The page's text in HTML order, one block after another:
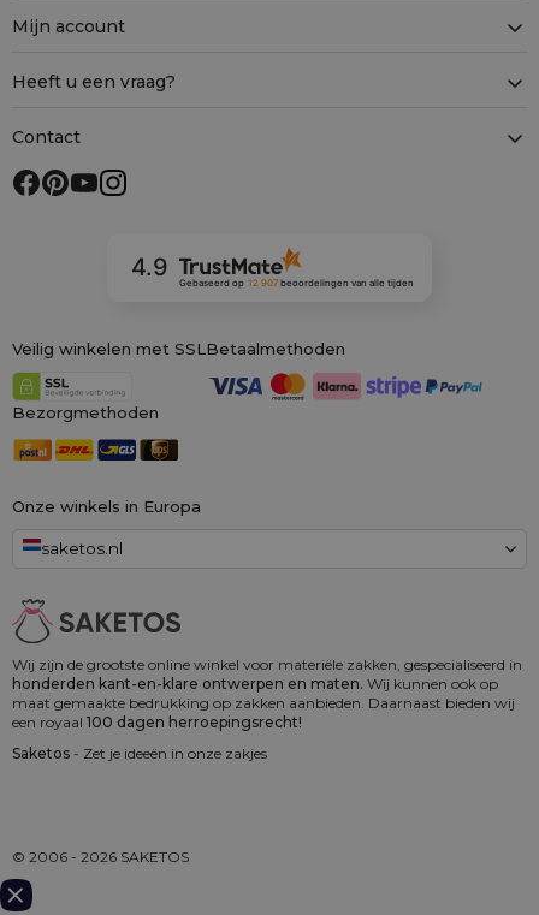
Wij zijn de grootste online winkel voor materiële zakken, gespecialiseerd in
honderden kant-en-klare ontwerpen en maten. Wij kunnen ook op
maat gemaakte bedrukking op zakken aanbieden. Daarnaast bieden wij
een royaal 100 dagen herroepingsrecht!
Saketos - Zet je ideeën in onze zakjes
Onze winkels in Europa
saketos.nl
Mijn account
Heeft u een vraag?
Contact
4.9
Gebaseerd op 12 907beoordelingen van alle tijden
Veilig winkelen met SSL Betaalmethoden
Bezorgmethoden
© 2006 - 2026 SAKETOS